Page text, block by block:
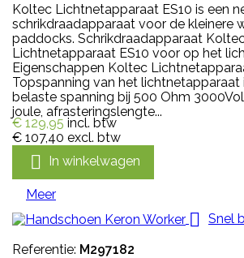
Koltec Lichtnetapparaat ES10 is een
schrikdraadapparaat voor de kleinere
paddocks. Schrikdraadapparaat
Lichtnetapparaat ES10 voor op het
Eigenschappen Koltec
Topspanning van het lichtnetapparaat
belaste spanning bij 500 Ohm
joule, afrasteringslengte...
€ 129,95 incl. btw
€ 107,40 excl. btw
 In winkelwagen
Meer
 Snel
Referentie: M297182